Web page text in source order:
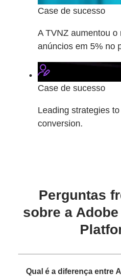
Case de sucesso
A TVNZ aumentou o
anúncios em 5% no
Case de sucesso
Leading strategies
conversion.
Perguntas
sobre a
Qual é a diferença entre